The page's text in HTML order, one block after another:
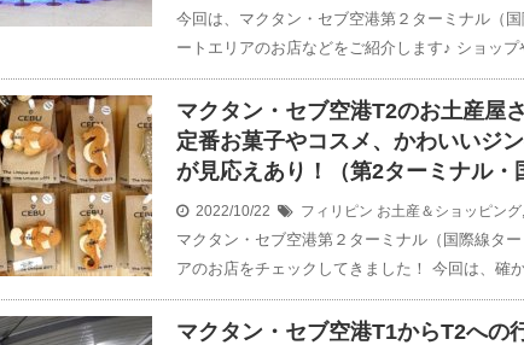
今回は、マクタン・セブ空港第２ターミナル（
ートエリアのお店などをご紹介します♪ ショップ
マクタン・セブ空港T2のお土産屋
定番お菓子やコスメ、かわいいジ
が見応えあり！（第2ターミナル・
2022/10/22 フィリピン お土産＆ショッピング
マクタン・セブ空港第２ターミナル（国際線タ
アのお店をチェックしてきました！ 今回は、確
マクタン・セブ空港T1からT2への